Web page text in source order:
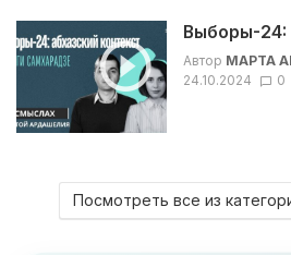
Выборы-24:
Автор МАРТА
24.10.2024
0
Посмотреть все из